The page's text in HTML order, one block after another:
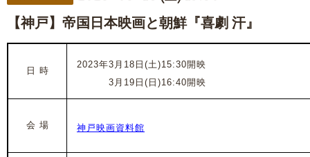
【神戸】帝国日本映画と朝鮮『喜劇 汗』
日 時
2023年3月18日(土)15:30開映
3月19日(日)16:40開映
会 場 神戸映画資料館